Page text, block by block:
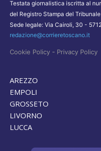
Testata giornalistica iscritta al
del Registro Stampa del
Sede legale: Via Cairoli, 30 -
redazione@corrieretoscano.it
Cookie Policy - Privacy Policy
AREZZO
EMPOLI
GROSSETO
LIVORNO
LUCCA